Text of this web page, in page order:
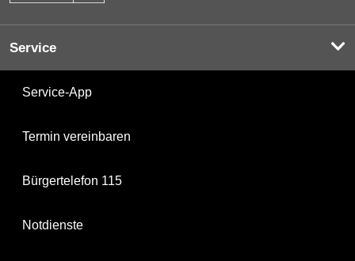
Service
Service-App
Termin vereinbaren
Bürgertelefon 115
Notdienste